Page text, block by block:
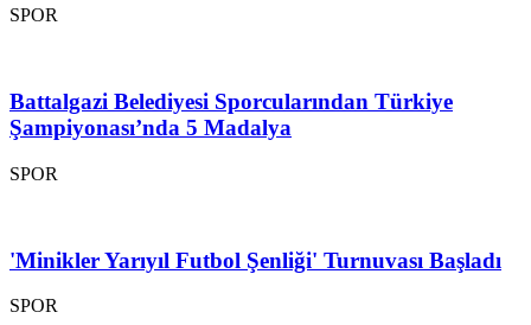
SPOR
Battalgazi Belediyesi Sporcularından Türkiye
Şampiyonası’nda 5 Madalya
SPOR
'Minikler Yarıyıl Futbol Şenliği' Turnuvası Başladı
SPOR